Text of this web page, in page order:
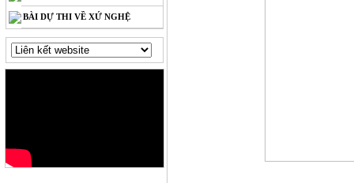
BÀI DỰ THI VỀ XỨ NGHỆ